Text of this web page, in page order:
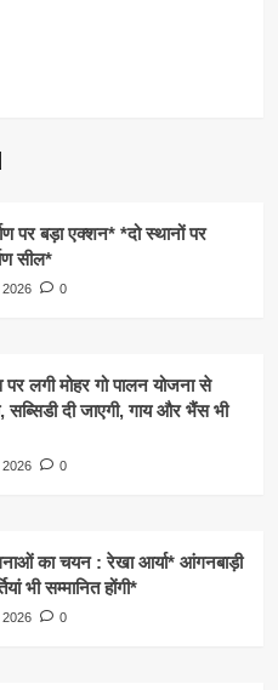
पर बड़ा एक्शन* *दो स्थानों पर
सील*
0
लगी मोहर गो पालन योजना से
सब्सिडी दी जाएगी, गाय और भैंस भी
0
का चयन : रेखा आर्या* आंगनबाड़ी
भी सम्मानित होंगी*
0